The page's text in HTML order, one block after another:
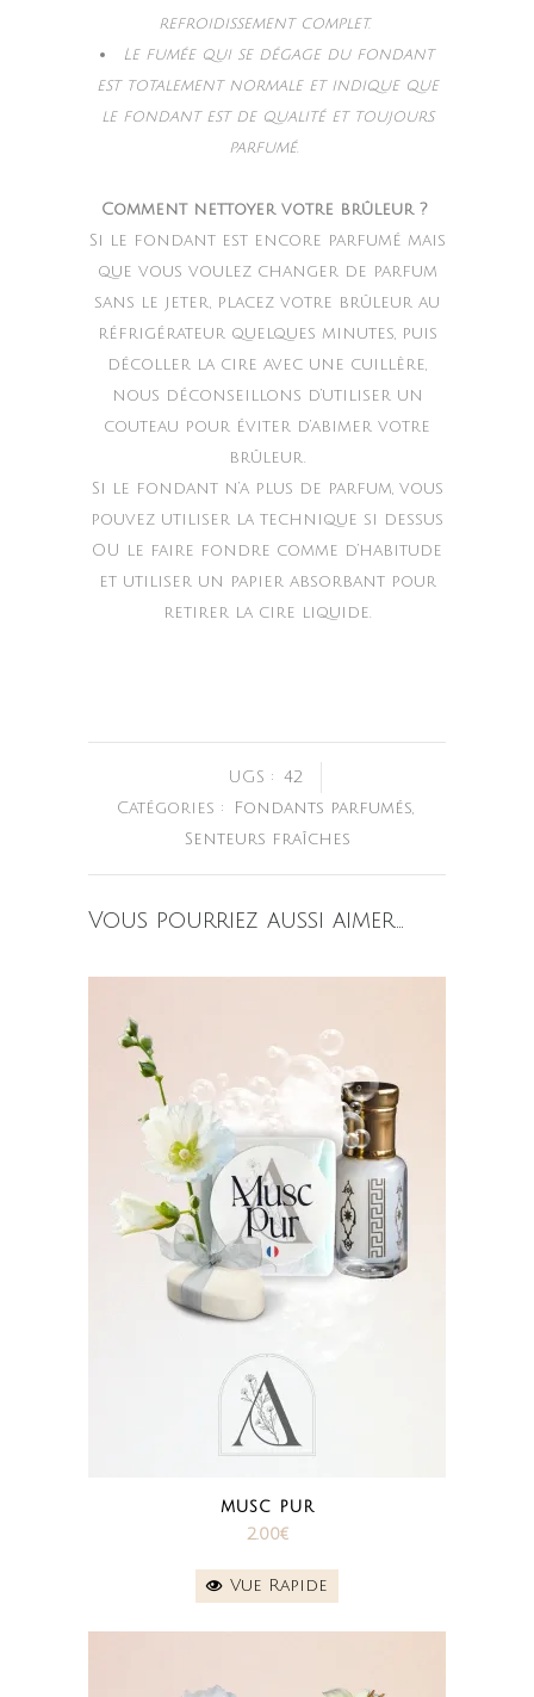
refroidissement complet.
Le fumée qui se dégage du fondant
est totalement normale et indique que
le fondant est de qualité et toujours
parfumé.
Comment nettoyer votre brûleur ?
Si le fondant est encore parfumé mais
que vous voulez changer de parfum
sans le jeter, placez votre brûleur au
réfrigérateur quelques minutes, puis
décoller la cire avec une cuillère,
nous déconseillons d’utiliser un
couteau pour éviter d’abimer votre
brûleur.
Si le fondant n’a plus de parfum, vous
pouvez utiliser la technique si dessus
OU le faire fondre comme d’habitude
et utiliser un papier absorbant pour
retirer la cire liquide.
UGS : 42
Catégories :
Fondants parfumés,
Senteurs fraîches
Vous pourriez aussi aimer…
MUSC PUR
2.00€
Vue Rapide